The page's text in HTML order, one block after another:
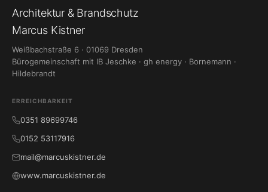
Architektur & Brandschutz
Marcus Kistner
Weißbachstraße 6 · 01069 Dresden
Bürogemeinschaft mit IB Jeschke · gh energy · Bornemann ·
Hildebrandt
ERREICHBARKEIT
0351 89699746
0152 53117916
mail@marcuskistner.de
www.marcuskistner.de